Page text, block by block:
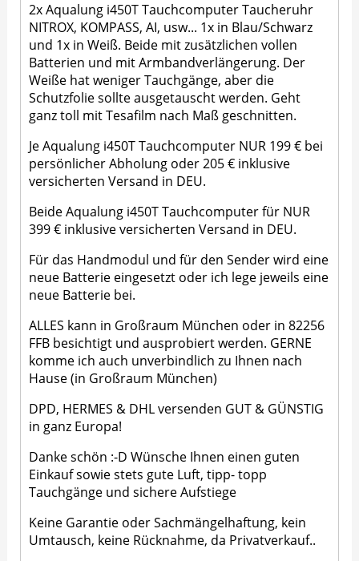
2x Aqualung i450T Tauchcomputer Taucheruhr
NITROX, KOMPASS, AI, usw... 1x in Blau/Schwarz
und 1x in Weiß. Beide mit zusätzlichen vollen
Batterien und mit Armbandverlängerung. Der
Weiße hat weniger Tauchgänge, aber die
Schutzfolie sollte ausgetauscht werden. Geht
ganz toll mit Tesafilm nach Maß geschnitten.
Je Aqualung i450T Tauchcomputer NUR 199 € bei
persönlicher Abholung oder 205 € inklusive
versicherten Versand in DEU.
Beide Aqualung i450T Tauchcomputer für NUR
399 € inklusive versicherten Versand in DEU.
Für das Handmodul und für den Sender wird eine
neue Batterie eingesetzt oder ich lege jeweils eine
neue Batterie bei.
ALLES kann in Großraum München oder in 82256
FFB besichtigt und ausprobiert werden. GERNE
komme ich auch unverbindlich zu Ihnen nach
Hause (in Großraum München)
DPD, HERMES & DHL versenden GUT & GÜNSTIG
in ganz Europa!
Danke schön :-D Wünsche Ihnen einen guten
Einkauf sowie stets gute Luft, tipp- topp
Tauchgänge und sichere Aufstiege
Keine Garantie oder Sachmängelhaftung, kein
Umtausch, keine Rücknahme, da Privatverkauf..